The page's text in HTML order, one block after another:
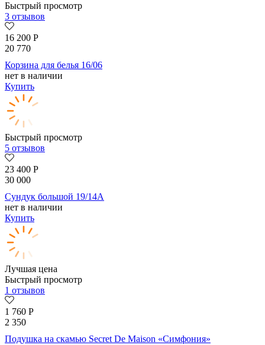
Быстрый просмотр
3 отзывов
16 200 Р
20 770
Корзина для белья 16/06
нет в наличии
Купить
Быстрый просмотр
5 отзывов
23 400 Р
30 000
Сундук большой 19/14А
нет в наличии
Купить
Лучшая цена
Быстрый просмотр
1 отзывов
1 760 Р
2 350
Подушка на скамью Secret De Maison «Симфония»